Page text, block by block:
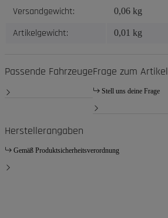
Produkteigenschaft
Wert
Versandgewicht: 0,06 kg
Artikelgewicht: 0,01 kg
Passende FahrzeugeFrage zum Artikel
Stell uns deine Frage
Herstellerangaben
Gemäß Produktsicherheitsverordnung